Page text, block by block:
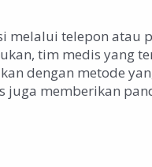
melalui telepon
tim medis yang
dengan metode
juga memberikan